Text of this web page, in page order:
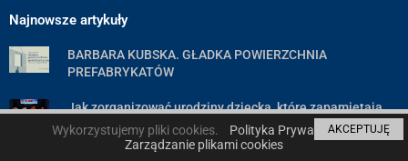
Najnowsze artykuły
BARBARA KUBSKA. GŁADKA POWIERZCHNIA
PREFABRYKATÓW
Jak zorganizować urodziny dziecka, które zapamiętają
wszyscy goście — poradnik krok po kroku
Wykorzystujemy pliki cookies.
Polityka Prywatności
Zarządzanie plikami cookies
AKCEPTUJĘ